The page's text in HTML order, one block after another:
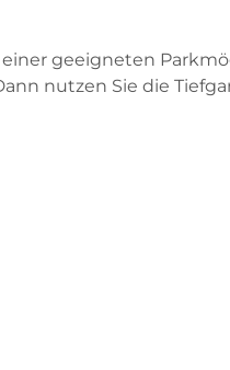
einer geeigneten
nutzen Sie die